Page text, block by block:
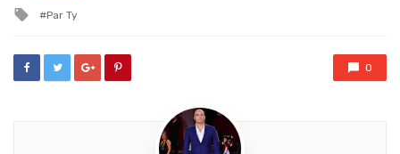
Tagged
Par Ty
0